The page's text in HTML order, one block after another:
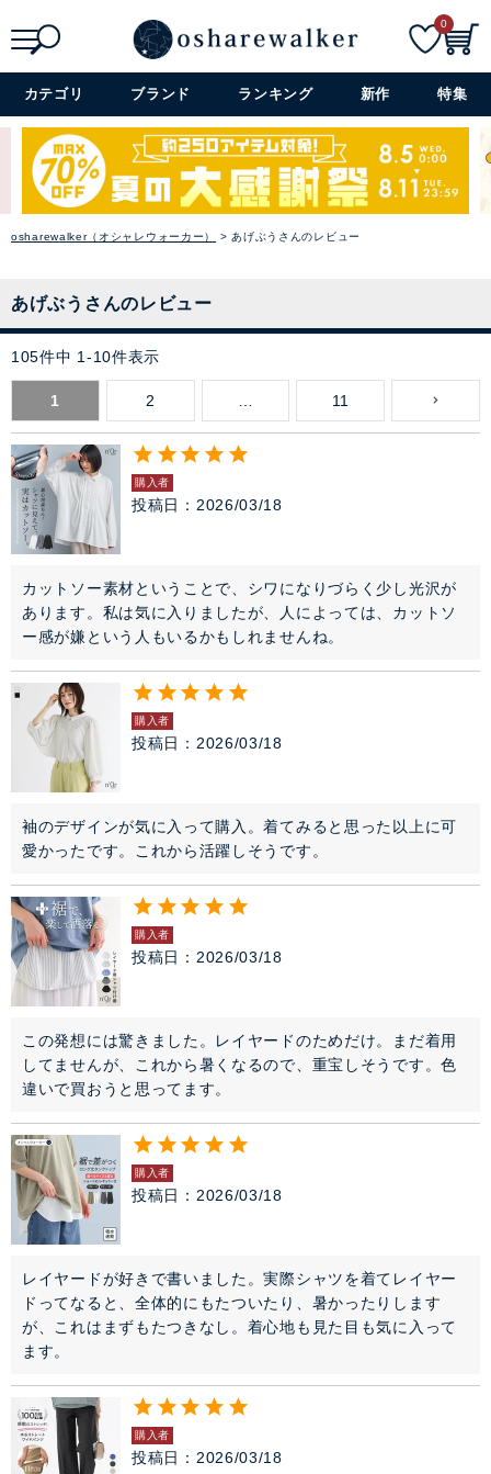
詳細検索+
0
カテゴリ ブランド ランキング 新作 特集
osharewalker（オシャレウォーカー） あげぶうさんのレビュー
あげぶうさんのレビュー
105件中 1 -10件表示
1 2 11
購入者
投稿日 2026/03/18
カットソー素材ということで、シワになりづらく少し光沢が
あります。私は気に入りましたが、人によっては、カットソ
ー感が嫌という人もいるかもしれませんね。
購入者
投稿日 2026/03/18
袖のデザインが気に入って購入。着てみると思った以上に可
愛かったです。これから活躍しそうです。
購入者
投稿日 2026/03/18
この発想には驚きました。レイヤードのためだけ。まだ着用
してませんが、これから暑くなるので、重宝しそうです。色
違いで買おうと思ってます。
購入者
投稿日 2026/03/18
レイヤードが好きで書いました。実際シャツを着てレイヤー
ドってなると、全体的にもたついたり、暑かったりします
が、これはまずもたつきなし。着心地も見た目も気に入って
ます。
購入者
投稿日 2026/03/18